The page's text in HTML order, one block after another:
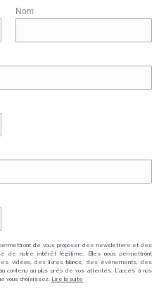
Nom
de vous proposer des newsletters et des
de notre intérêt légitime. Elles nous permettront
vidéos, des livres blancs, des événements, des
contenu au plus près de vos attentes. L'accès à nos
vous choisissez. Lire la suite